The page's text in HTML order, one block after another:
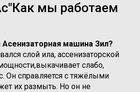
мы работаем
машина Зил?
слой ила, ассенизаторской
слабо,
Он справляется с тяжёлыми
их размыть. Но он не